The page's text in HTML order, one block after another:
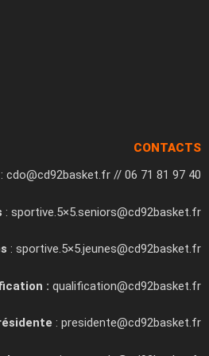
CONTACTS
: cdo@cd92basket.fr // 06 71 81 97 40
: sportive.5×5.seniors@cd92basket.fr
: sportive.5×5.jeunes@cd92basket.fr
: qualification@cd92basket.fr
: presidente@cd92basket.fr